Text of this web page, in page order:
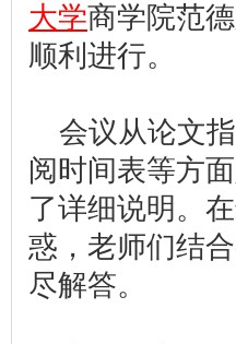
大学商学院范
顺利进行。
会议从论文
阅时间表等方
了详细说明。
惑，老师们结
尽解答。